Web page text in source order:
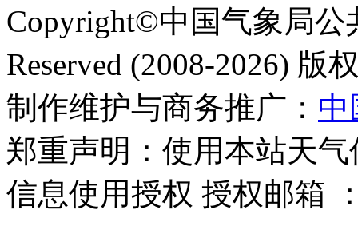
Copyright©中国气象局
Reserved (2008-2026) 版
制作维护与商务推广： 中
郑重声明：使用本站天
信息使用授权 授权邮箱